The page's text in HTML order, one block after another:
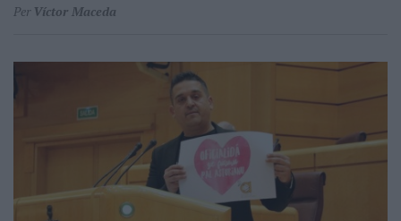
Per Víctor Maceda